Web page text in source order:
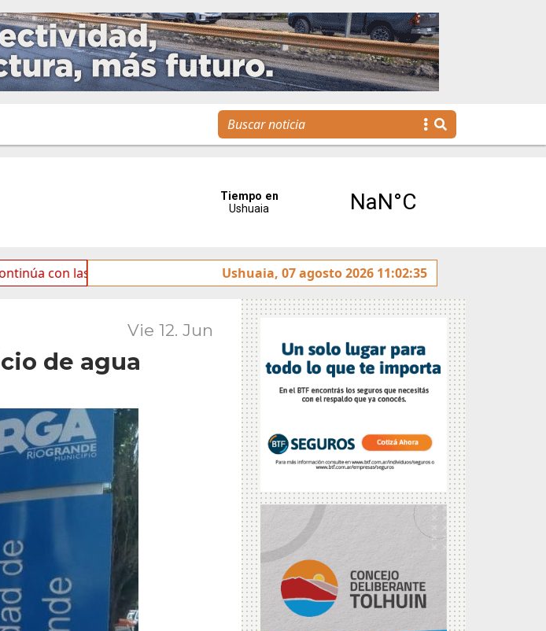
las tareas de mantenimiento y rotulado sobre la avenida Héroes de Malvinas
Ushuaia, 07 agosto 2026 11:02:35
Vie 12. Jun
de agua